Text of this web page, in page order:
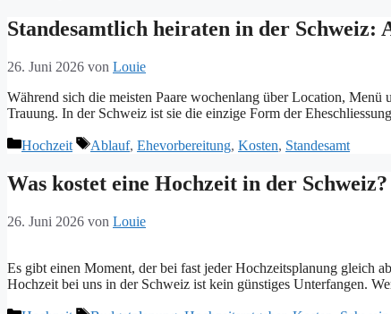
Standesamtlich heiraten in der Schweiz:
26. Juni 2026 von Louie
Während sich die meisten Paare wochenlang über Location,
Trauung. In der Schweiz ist sie die einzige Form der
Kategorien
Hochzeit Tags
Ablauf, Ehevorbereitung, Kosten, Standesamt
Was kostet eine Hochzeit in der
26. Juni 2026 von Louie
Es gibt einen Moment, der bei fast jeder Hochzeitsplanung gleich
Hochzeit bei uns in der Schweiz ist kein günstiges Unterfangen.